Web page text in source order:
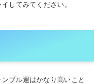
してみてください。
ブル運はかなり高いこと